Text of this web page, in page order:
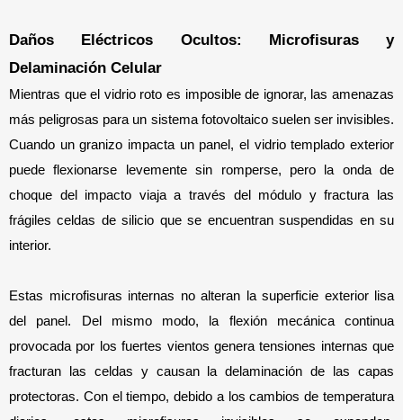
Daños Eléctricos Ocultos: Microfisuras y
Delaminación Celular
Mientras que el vidrio roto es imposible de ignorar, las amenazas
más peligrosas para un sistema fotovoltaico suelen ser invisibles.
Cuando un granizo impacta un panel, el vidrio templado exterior
puede flexionarse levemente sin romperse, pero la onda de
choque del impacto viaja a través del módulo y fractura las
frágiles celdas de silicio que se encuentran suspendidas en su
interior.
Estas microfisuras internas no alteran la superficie exterior lisa
del panel. Del mismo modo, la flexión mecánica continua
provocada por los fuertes vientos genera tensiones internas que
fracturan las celdas y causan la delaminación de las capas
protectoras. Con el tiempo, debido a los cambios de temperatura